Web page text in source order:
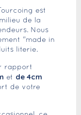
est
de la
Nous
"made in
literie.
rapport
et de 4cm
de votre